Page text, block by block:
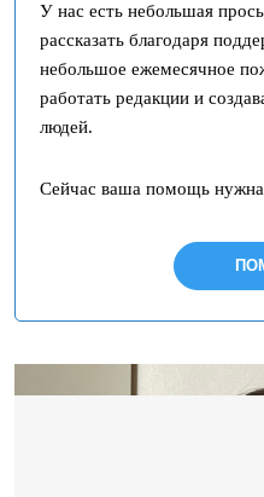
У нас есть небольшая
рассказать благодаря
небольшое ежемесячное
работать редакции и
людей.
Сейчас ваша помощь нужна